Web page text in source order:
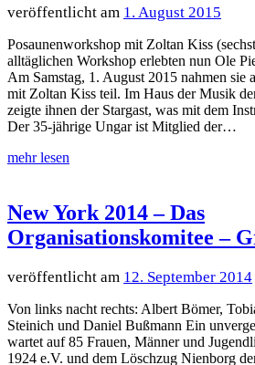
1. August 2015
Posaunenworkshop mit Zoltan Kiss
alltäglichen Workshop erlebten nun Ole
Am Samstag, 1. August 2015 nahmen sie
mit Zoltan Kiss teil. Im Haus der Musik
zeigte ihnen der Stargast, was mit dem
Der 35-jährige Ungar ist Mitglied der…
New York 2014 – Das
Organisationskomitee –
12. September 2014
Von links nacht rechts: Albert Bömer,
Steinich und Daniel Bußmann Ein
wartet auf 85 Frauen, Männer und
1924 e.V. und dem Löschzug Nienborg